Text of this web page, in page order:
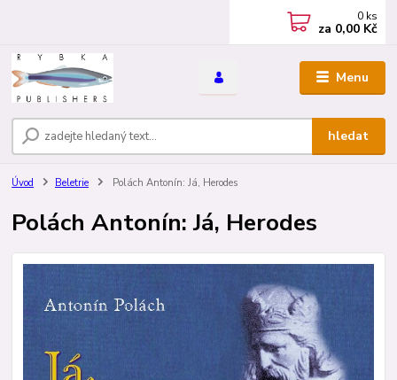
Menu
hledat
0 ks
za 0,00 Kč
Úvod Beletrie Polách Antonín: Já, Herodes
Polách Antonín: Já, Herodes